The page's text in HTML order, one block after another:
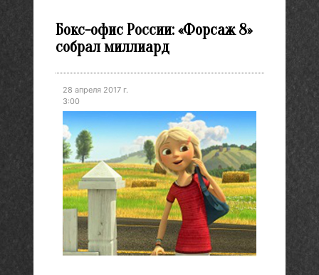
Бокс-офис России: «Форсаж 8»
собрал миллиард
28 апреля 2017 г.
3:00